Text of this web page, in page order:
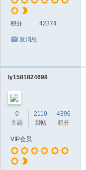
积分 42374
发消息
ly1581824698
0
主题
2110
回帖
4396
积分
VIP会员